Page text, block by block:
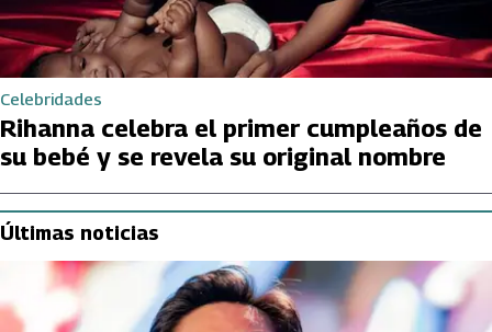
Celebridades
Rihanna celebra el primer cumpleaños de
su bebé y se revela su original nombre
Últimas noticias